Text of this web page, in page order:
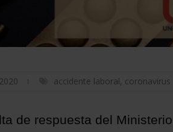
accidente laboral, coronavirus
de respuesta del